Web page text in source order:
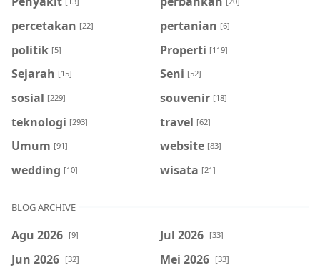
percetakan [22] pertanian [6]
politik [5] Properti [119]
Sejarah [15] Seni [52]
sosial [229] souvenir [18]
teknologi [293] travel [62]
Umum [91] website [83]
wedding [10] wisata [21]
BLOG ARCHIVE
Agu 2026 [9] Jul 2026 [33]
Jun 2026 [32] Mei 2026 [33]